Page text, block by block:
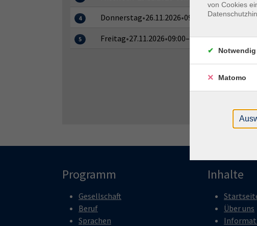
4 Donnerstag•26.11.2026•09:00–20:30 Uhr
5 Freitag•27.11.2026•09:00–13:30 Uhr
Programm
Gesellschaft
Beruf
Sprachen
Inhalte
Über uns
von Cookies
Notwendig
Matomo